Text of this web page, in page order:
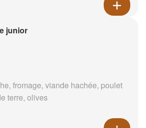
junior
fromage, viande hachée, poulet
terre, olives